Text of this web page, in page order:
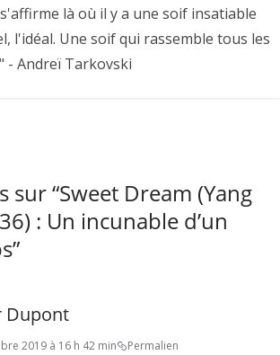
là où il y a une soif insatiable
l'idéal. Une soif qui rassemble tous les
- Andreï Tarkovski
sur “Sweet Dream (Yang
: Un incunable d’un
”
Dupont
2019 à 16 h 42 min Permalien